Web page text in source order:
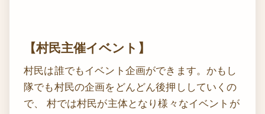
【村民主催イベント】
村民は誰でもイベント企画ができます。かもし
隊でも村民の企画をどんどん後押ししていくの
で、 村では村民が主体となり様々なイベントが